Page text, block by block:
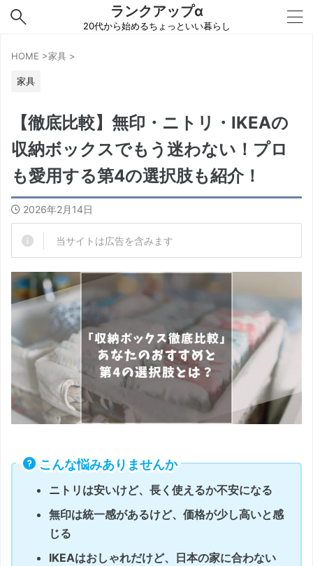
ランクアップα
20代から始めるちょっといい暮らし
HOME >家具 >
家具
【徹底比較】無印・ニトリ・IKEAの
収納ボックスでもう迷わない！プロ
も愛用する第4の選択肢も紹介！
2026年2月14日
当サイトは広告を含みます
こんな悩みありませんか
ニトリは安いけど、長く使えるか不安になる
無印は統一感があるけど、価格が少し高いと感
じる
IKEAはおしゃれだけど、日本の家に合わない